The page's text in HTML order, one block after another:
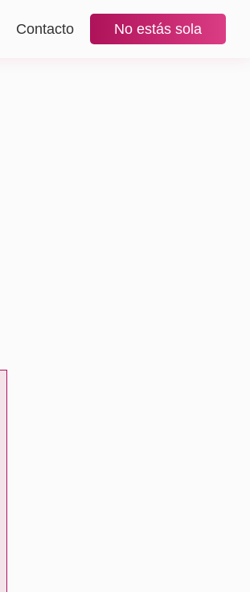
Contacto No estás sola